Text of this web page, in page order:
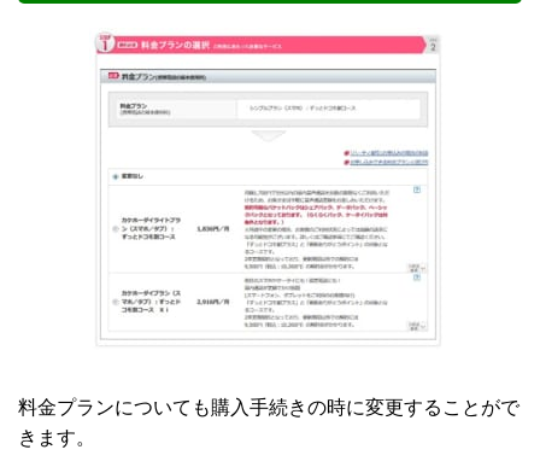
料金プランについても購入手続きの時に変更することがで
きます。